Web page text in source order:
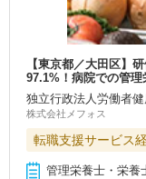
【東京都／大田区】
97.1%！病院での管理
独立行政法人労働者
株式会社メフォス
転職支援サービス
管理栄養士・栄養